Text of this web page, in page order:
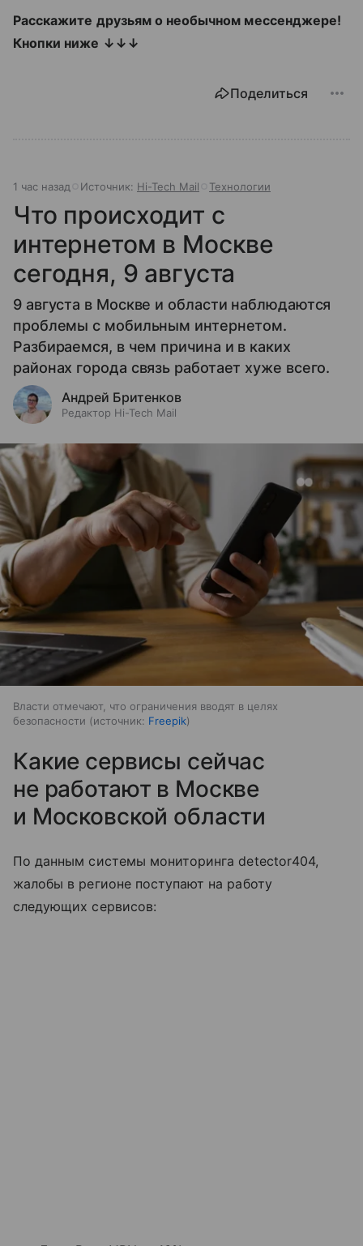
Расскажите друзьям о необычном мессенджере!
Кнопки ниже ↓↓↓
Поделиться
1 час назад Источник: Hi-Tech Mail Технологии
Что происходит с
интернетом в Москве
сегодня, 9 августа
9 августа в Москве и области наблюдаются
проблемы с мобильным интернетом.
Разбираемся, в чем причина и в каких
районах города связь работает хуже всего.
Андрей Бритенков
Редактор Hi-Tech Mail
Власти отмечают, что ограничения вводят в целях
безопасности
источник: Freepik
Какие сервисы сейчас
не работают в Москве
и Московской области
По данным системы мониторинга detector404,
жалобы в регионе поступают на работу
следующих сервисов: